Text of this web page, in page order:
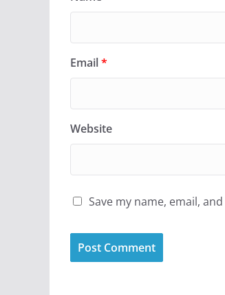
Email*
Website
Save my name, email,